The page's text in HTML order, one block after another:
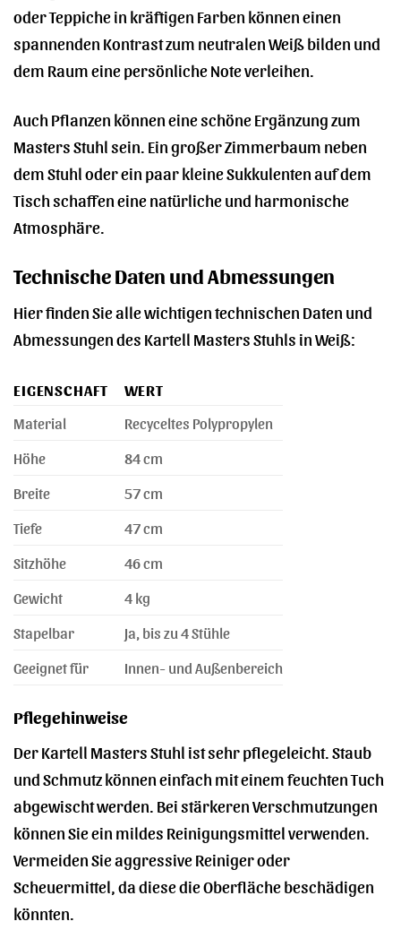
oder Teppiche in kräftigen Farben können einen
spannenden Kontrast zum neutralen Weiß bilden und
dem Raum eine persönliche Note verleihen.
Auch Pflanzen können eine schöne Ergänzung zum
Masters Stuhl sein. Ein großer Zimmerbaum neben
dem Stuhl oder ein paar kleine Sukkulenten auf dem
Tisch schaffen eine natürliche und harmonische
Atmosphäre.
Technische Daten und Abmessungen
Hier finden Sie alle wichtigen technischen Daten und
Abmessungen des Kartell Masters Stuhls in Weiß:
EIGENSCHAFT
WERT
Material
Recyceltes Polypropylen
Höhe
84 cm
Breite
57 cm
Tiefe
47 cm
Sitzhöhe
46 cm
Gewicht
4 kg
Stapelbar
Ja, bis zu 4 Stühle
Geeignet für
Innen- und Außenbereich
Pflegehinweise
Der Kartell Masters Stuhl ist sehr pflegeleicht. Staub
und Schmutz können einfach mit einem feuchten Tuch
abgewischt werden. Bei stärkeren Verschmutzungen
können Sie ein mildes Reinigungsmittel verwenden.
Vermeiden Sie aggressive Reiniger oder
Scheuermittel, da diese die Oberfläche beschädigen
könnten.